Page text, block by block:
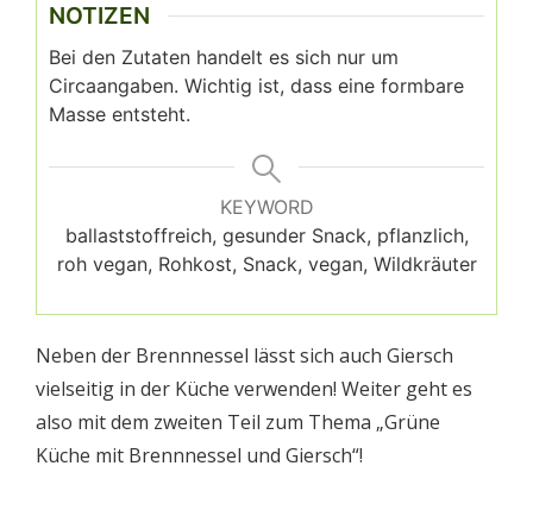
NOTIZEN
Bei den Zutaten handelt es sich nur um
Circaangaben. Wichtig ist, dass eine formbare
Masse entsteht.
KEYWORD
ballaststoffreich, gesunder Snack, pflanzlich,
roh vegan, Rohkost, Snack, vegan, Wildkräuter
Neben der Brennnessel lässt sich auch Giersch
vielseitig in der Küche verwenden! Weiter geht es
also mit dem zweiten Teil zum Thema „Grüne
Küche mit Brennnessel und Giersch“!